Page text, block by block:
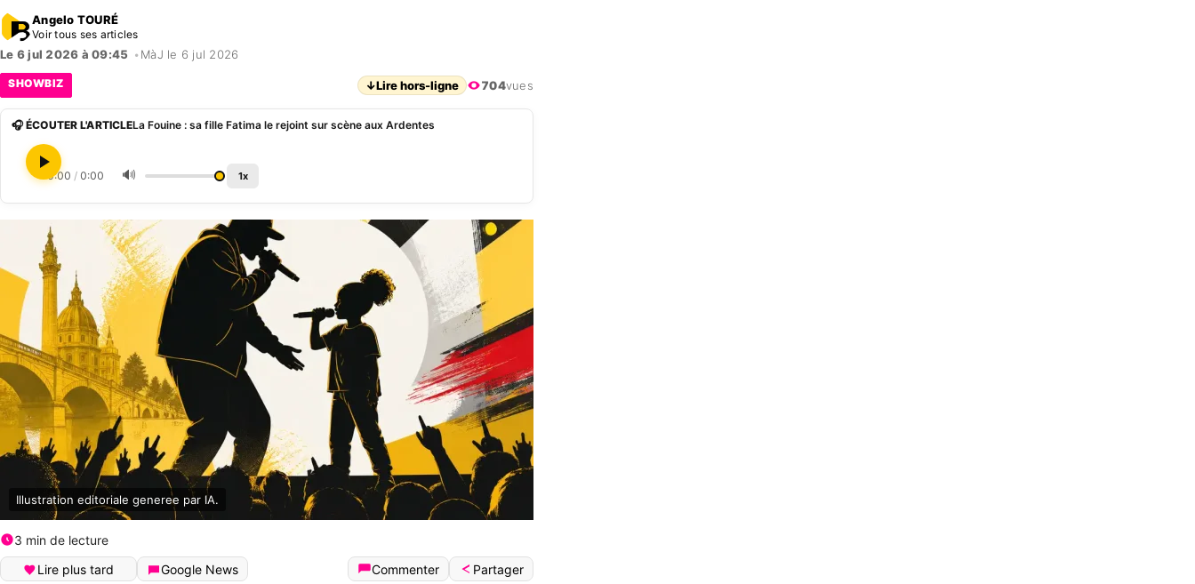
Angelo TOURÉ
Voir tous ses articles
Le 6 jul 2026 à 09:45 • MàJ le 6 jul 2026
SHOWBIZ ↓Lire hors-ligne 704vues
🎧 ÉCOUTER L'ARTICLELa Fouine : sa fille Fatima le rejoint sur scène aux Ardentes
0:00 / 0:00 🔊 1x
Illustration editoriale generee par IA.
3 min de lecture
Lire plus tard
Google News Commenter Partager